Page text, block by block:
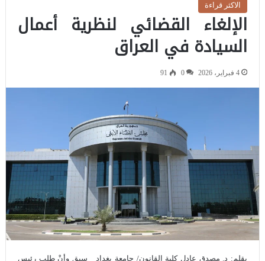
الاكثر قراءة
الإلغاء القضائي لنظرية أعمال
السيادة في العراق
4 فبراير، 2026 0
91
بقلم: د. مصدق عادل كلية القانون/ جامعة بغداد سبق وأنْ طلب رئيس